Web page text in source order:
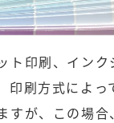
ト印刷、イン
印刷方式によっ
すが、この場